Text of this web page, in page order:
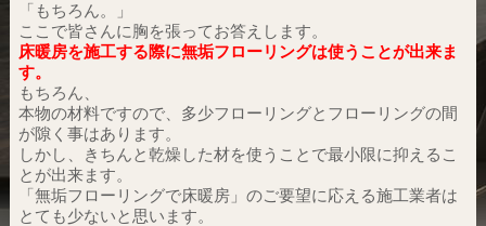
「もちろん。」
ここで皆さんに胸を張ってお答えします。
床暖房を施工する際に無垢フローリングは使うことが出来ま
す。
もちろん、
本物の材料ですので、多少フローリングとフローリングの間
が隙く事はあります。
しかし、きちんと乾燥した材を使うことで最小限に抑えるこ
とが出来ます。
「無垢フローリングで床暖房」のご要望に応える施工業者は
とても少ないと思います。